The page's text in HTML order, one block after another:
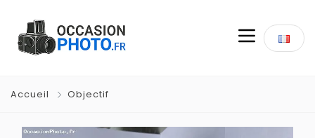
Accueil Objectif